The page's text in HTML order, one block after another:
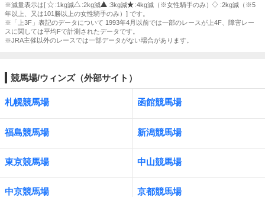
※減量表示は[
:1kg減 :2kg減 :3kg減 :4kg減（※女性騎手のみ）
:2kg減（※5
年以上、又は101勝以上の女性騎手のみ）] です。
※「上3F」表記のデータについて 1993年4月以前では一部のレースが上4F、障害レー
スに関しては平均Fで計測されたデータです。
※JRA主催以外のレースでは一部データがない場合があります。
競馬場/ウィンズ（外部サイト）
札幌競馬場 函館競馬場
福島競馬場 新潟競馬場
東京競馬場 中山競馬場
中京競馬場 京都競馬場